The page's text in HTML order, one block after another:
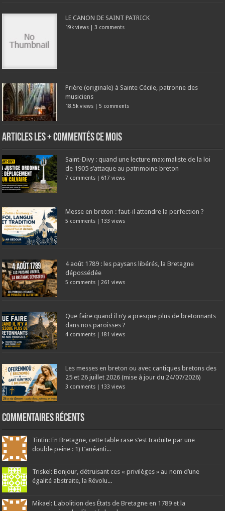
LE CANON DE SAINT PATRICK
19k views | 3 comments
Prière (originale) à Sainte Cécile, patronne des
musiciens
18.5k views |5 comments
Articles les + commentés ce mois
Saint-Divy : quand une lecture maximaliste de la loi
de 1905 s’attaque au patrimoine breton
7 comments | 617 views
Messe en breton : faut-il attendre la perfection ?
5 comments | 133 views
4 août 1789 : les paysans libérés, la Bretagne
dépossédée
5 comments | 261 views
Que faire quand il n’y a presque plus de bretonnants
dans nos paroisses ?
4 comments | 181 views
Les messes en breton ou avec cantiques bretons des
25 et 26 juillet 2026 (mise à jour du 24/07/2026)
3 comments | 133 views
Commentaires récents
Tintin: En Bretagne, cette table rase s’est traduite par une
double peine : 1) L’anéanti...
Triskel: Bonjour, détruisant ces « privilèges » au nom d’une
égalité abstraite, la Révolu...
Mikael: L'abolition des États de Bretagne en 1789 et la